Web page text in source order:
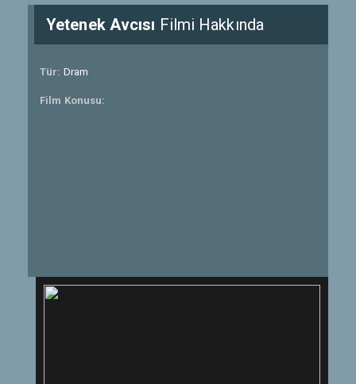
Yetenek Avcısı Filmi Hakkında
Tür: Dram
Film Konusu: